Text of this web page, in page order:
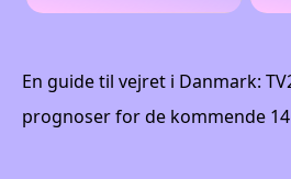
En guide til vejret i Danmark:
prognoser for de kommende